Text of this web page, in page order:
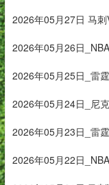
2026年05月27日 马刺
2026年05月26日
2026年05月25日_雷
2026年05月24日_尼
2026年05月23日_雷
2026年05月22日